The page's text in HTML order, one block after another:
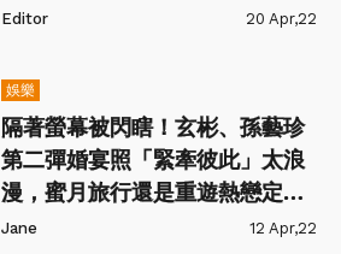
妻子耀眼的丈夫
Editor 20 Apr,22
娛樂
隔著螢幕被閃瞎！玄彬、孫藝珍
第二彈婚宴照「緊牽彼此」太浪
漫，蜜月旅行還是重遊熱戀定情
地！
Jane 12 Apr,22